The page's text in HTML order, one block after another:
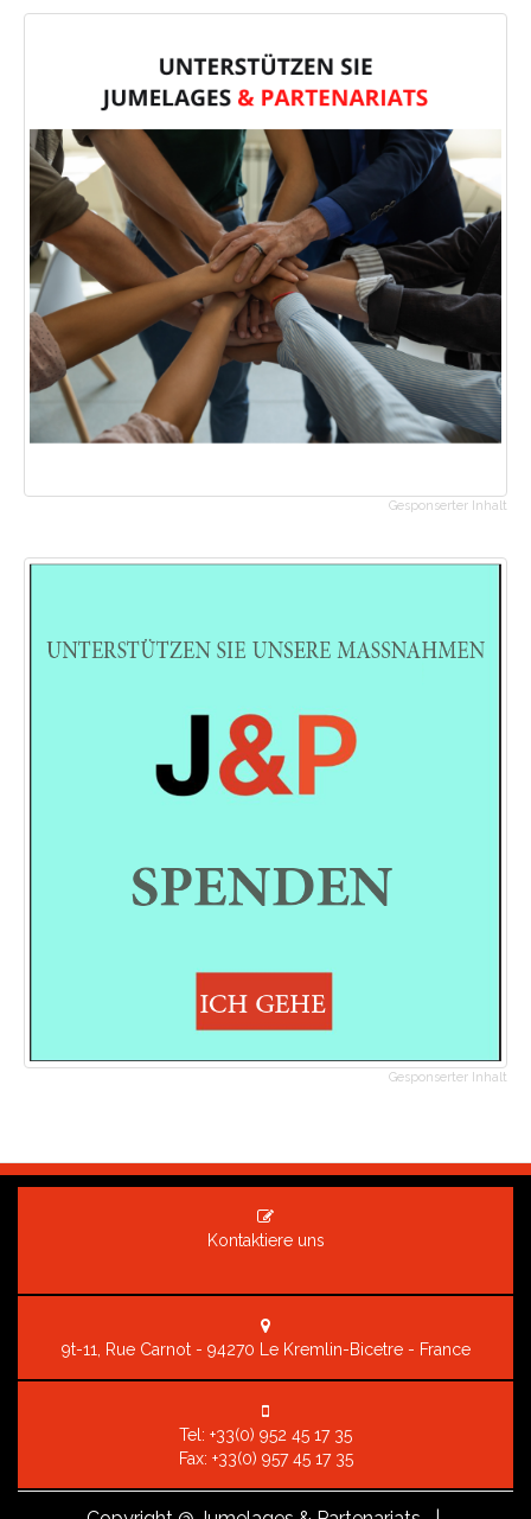
Gesponserter Inhalt
Gesponserter Inhalt
Kontaktiere uns
9t-11, Rue Carnot - 94270 Le Kremlin-Bicetre - France
Tel: +33(0) 952 45 17 35
Fax: +33(0) 957 45 17 35